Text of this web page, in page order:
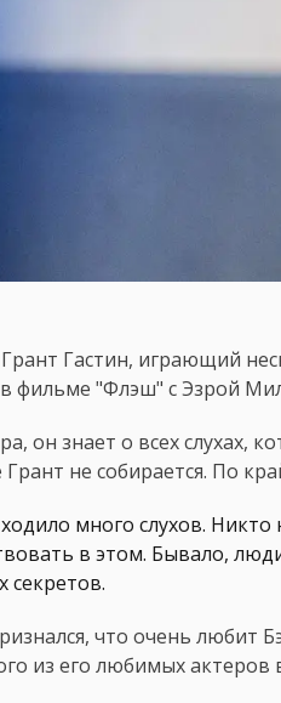
Гастин, играющий
фильме "Флэш" с Эзрой
он знает о всех слухах,
Грант не собирается. По
много слухов.
в этом. Бывало,
секретов.
что очень любит
из его любимых